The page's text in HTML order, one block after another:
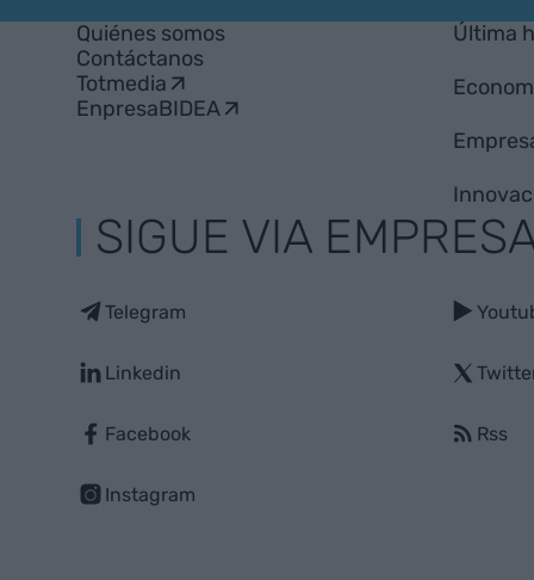
Quiénes somos
Contáctanos
Totmedia
EnpresaBIDEA
Última
SIGUE VIA
Telegram
Linkedin
Facebook
Instagram
Rss